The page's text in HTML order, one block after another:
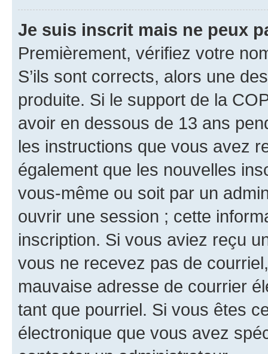
Je suis inscrit mais ne peux
Premièrement, vérifiez votre
S’ils sont corrects, alors une
produite. Si le support de la
avoir en dessous de 13 ans
les instructions que vous avez
également que les nouvelles
vous-même ou soit par un
ouvrir une session ; cette
inscription. Si vous aviez reçu
vous ne recevez pas de
mauvaise adresse de courrier
tant que pourriel. Si vous êtes
électronique que vous avez